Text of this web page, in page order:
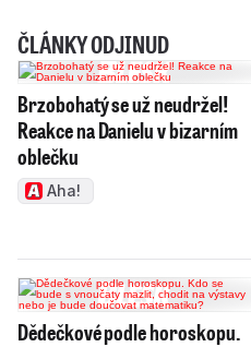
ČLÁNKY ODJINUD
Brzobohatý se už neudržel!
Reakce na Danielu v bizarním
oblečku
Aha!
Dědečkové podle horoskopu.